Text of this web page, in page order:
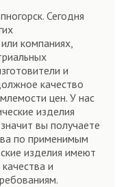
Сегодня
компаниях,
и
качество
цен. У нас
изделия
вы получаете
по применимым
изделия имеют
и